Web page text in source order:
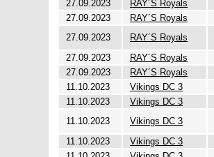
27.09.2023
RAY´S Royals
27.09.2023
RAY´S Royals
27.09.2023
RAY´S Royals
27.09.2023
RAY´S Royals
27.09.2023
RAY´S Royals
11.10.2023
Vikings DC 3
11.10.2023
Vikings DC 3
11.10.2023
Vikings DC 3
11.10.2023
Vikings DC 3